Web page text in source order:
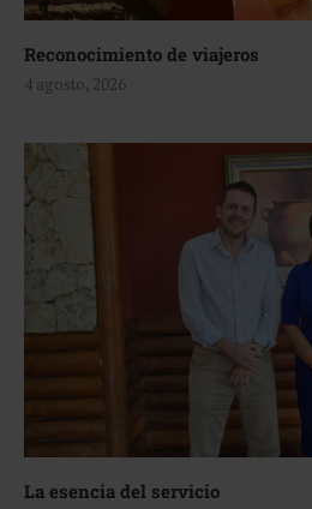
Reconocimiento de viajeros
4 agosto, 2026
La esencia del servicio